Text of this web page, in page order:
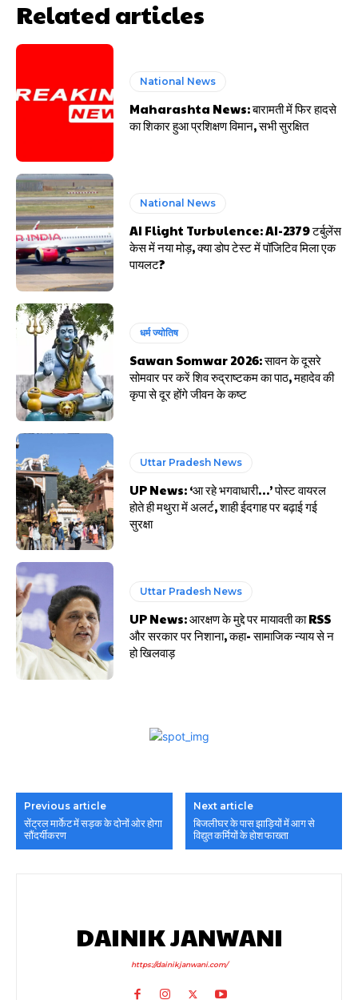
Related articles
National News
Maharashta News: बारामती में फिर हादसे
का शिकार हुआ प्रशिक्षण विमान, सभी सुरक्षित
National News
AI Flight Turbulence: AI-2379 टर्बुलेंस
केस में नया मोड़, क्या डोप टेस्ट में पॉजिटिव मिला एक
पायलट?
धर्म ज्योतिष
Sawan Somwar 2026: सावन के दूसरे
सोमवार पर करें शिव रुद्राष्टकम का पाठ, महादेव की
कृपा से दूर होंगे जीवन के कष्ट
Uttar Pradesh News
UP News: ‘आ रहे भगवाधारी…’ पोस्ट वायरल
होते ही मथुरा में अलर्ट, शाही ईदगाह पर बढ़ाई गई
सुरक्षा
Uttar Pradesh News
UP News: आरक्षण के मुद्दे पर मायावती का RSS
और सरकार पर निशाना, कहा- सामाजिक न्याय से न
हो खिलवाड़
Previous article
सेंट्रल मार्केट में सड़क के दोनों ओर होगा
सौंदर्यीकरण
Next article
बिजलीघर के पास झाड़ियों में आग से
विद्युत कर्मियों के होश फाख्ता
DAINIK JANWANI
https://dainikjanwani.com/